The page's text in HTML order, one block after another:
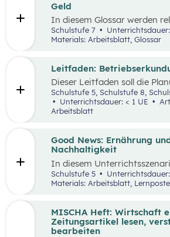
Geld
In diesem Glossar werden
zum Thema „Geld“ erklärt.
Arbeitsblätter zu
Schulstufe 7 Unterrichtsdauer:
Materials: Arbeitsblatt, Glossar
Leitfaden:
Dieser Leitfaden soll die
Durchführung von
erleichtern. Im Zuge dieses
Leitfragen zu folgenden
Betriebserkundung.
Unterrichtsdauer: < 1 UE
Art des Materials:
Arbeitsblatt
Good News: Ernährung
Nachhaltigkeit
In diesem
sich die Schüler:innen mit
Nachrichten und Beispielen
Themenbereich „Ernährung
Handlungsoptionen für den
zu diskutieren und in einer
Portfolioaufgabe kreativ zu
Schulstufe 5 Unterrichtsdauer:
Materials: Arbeitsblatt,
MISCHA Heft: Wirtschaft
Zeitungsartikel lesen,
bearbeiten